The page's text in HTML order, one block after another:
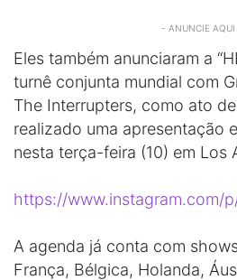
- ANUNCIE
Eles também anunciaram a
turnê conjunta mundial com
The Interrupters, como ato
realizado uma apresentação
nesta terça-feira (10) em Los
https://www.instagram.com/
A agenda já conta com
França, Bélgica, Holanda,